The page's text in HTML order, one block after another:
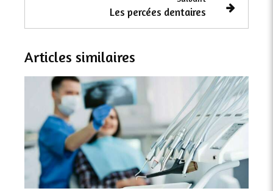
Les percées dentaires
Articles similaires